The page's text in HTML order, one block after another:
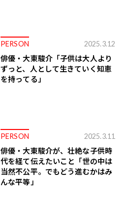
PERSON 2025.3.12
俳優・大東駿介「子供は大人より
ずっと、人として生きていく知恵
を持ってる」
PERSON 2025.3.11
俳優・大東駿介が、壮絶な子供時
代を経て伝えたいこと「世の中は
当然不公平。でもどう進むかはみ
んな平等」